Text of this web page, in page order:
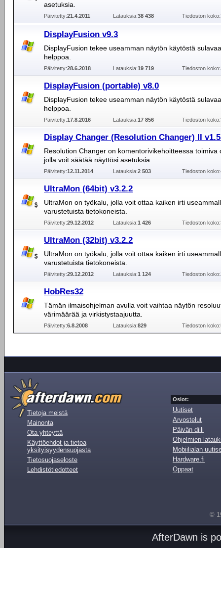
asetuksia.
Päivitetty:21.4.2011 Latauksia:38 438 Tiedoston koko:
DisplayFusion v9.3
DisplayFusion tekee useamman näytön käytöstä
helppoa.
Päivitetty:28.6.2018 Latauksia:19 719 Tiedoston koko:
DisplayFusion (portable) v8.0
DisplayFusion tekee useamman näytön käytöstä
helppoa.
Päivitetty:17.8.2016 Latauksia:17 856 Tiedoston koko:
Display Changer (Resolution Changer) II
Resolution Changer on komentorivikehoitteessa toimiva
jolla voit säätää näyttösi asetuksia.
Päivitetty:12.11.2014 Latauksia:2 503 Tiedoston koko:
UltraMon (64bit) v3.2.2
UltraMon on työkalu, jolla voit ottaa kaiken irti
varustetuista tietokoneista.
Päivitetty:29.12.2012 Latauksia:1 426 Tiedoston koko:
UltraMon (32bit) v3.2.2
UltraMon on työkalu, jolla voit ottaa kaiken irti
varustetuista tietokoneista.
Päivitetty:29.12.2012 Latauksia:1 124 Tiedoston koko:
HobRes32
Tämän ilmaisohjelman avulla voit vaihtaa näytön
värimäärää ja virkistystaajuutta.
Päivitetty:6.8.2008 Latauksia:829 Tiedoston koko:
Tietoja meistä
Mainonta
Ota yhteyttä
Käyttöehdot ja tietoa
yksityisyydensuojasta
Tietosuojaseloste
Lehdistötiedotteet
Osiot:
Uutiset
Arvostelut
Päivän diili
Ohjelmien
Mobiilialan
Hardware.fi
Oppaat
©
AfterDawn is